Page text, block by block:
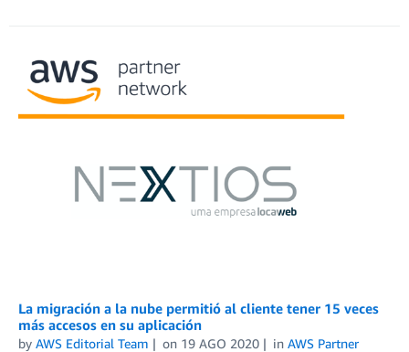
La migración a la nube permitió al cliente tener 15 veces
más accesos en su aplicación
by AWS Editorial Team on 19 AGO 2020 in AWS Partner